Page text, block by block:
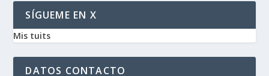
SÍGUEME EN X
Mis tuits
DATOS CONTACTO